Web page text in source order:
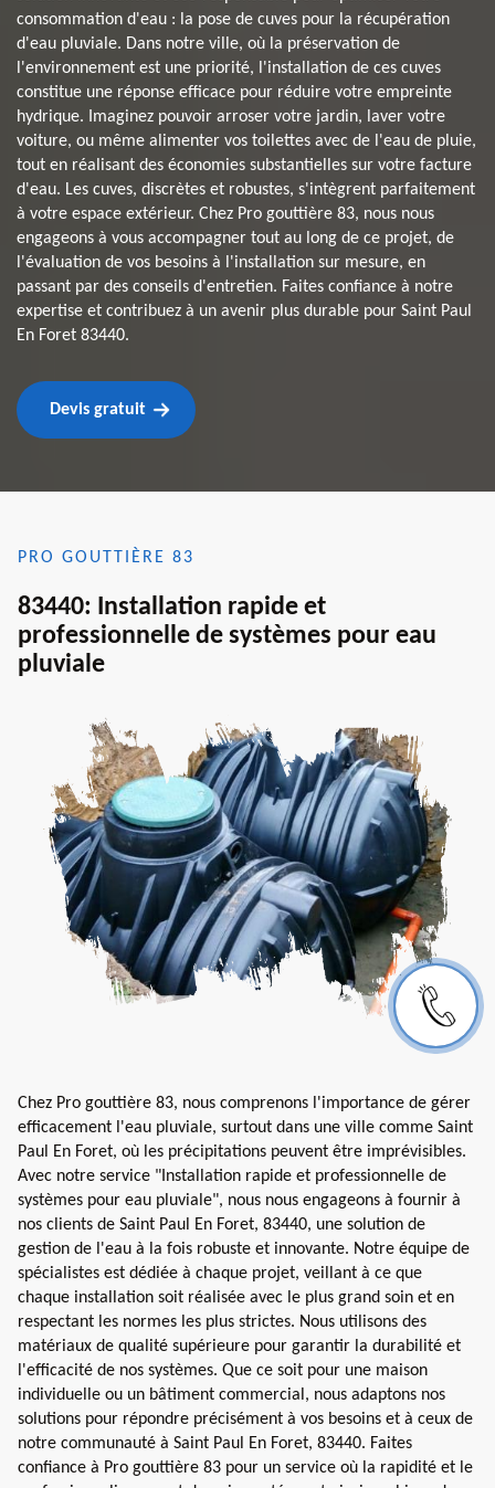
consommation d'eau : la pose de cuves pour la récupération
d'eau pluviale. Dans notre ville, où la préservation de
l'environnement est une priorité, l'installation de ces cuves
constitue une réponse efficace pour réduire votre empreinte
hydrique. Imaginez pouvoir arroser votre jardin, laver votre
voiture, ou même alimenter vos toilettes avec de l'eau de pluie,
tout en réalisant des économies substantielles sur votre facture
d'eau. Les cuves, discrètes et robustes, s'intègrent parfaitement
à votre espace extérieur. Chez Pro gouttière 83, nous nous
engageons à vous accompagner tout au long de ce projet, de
l'évaluation de vos besoins à l'installation sur mesure, en
passant par des conseils d'entretien. Faites confiance à notre
expertise et contribuez à un avenir plus durable pour Saint Paul
En Foret 83440.
Devis gratuit
PRO GOUTTIÈRE 83
83440: Installation rapide et
professionnelle de systèmes pour eau
pluviale
Chez Pro gouttière 83, nous comprenons l'importance de gérer
efficacement l'eau pluviale, surtout dans une ville comme Saint
Paul En Foret, où les précipitations peuvent être imprévisibles.
Avec notre service "Installation rapide et professionnelle de
systèmes pour eau pluviale", nous nous engageons à fournir à
nos clients de Saint Paul En Foret, 83440, une solution de
gestion de l'eau à la fois robuste et innovante. Notre équipe de
spécialistes est dédiée à chaque projet, veillant à ce que
chaque installation soit réalisée avec le plus grand soin et en
respectant les normes les plus strictes. Nous utilisons des
matériaux de qualité supérieure pour garantir la durabilité et
l'efficacité de nos systèmes. Que ce soit pour une maison
individuelle ou un bâtiment commercial, nous adaptons nos
solutions pour répondre précisément à vos besoins et à ceux de
notre communauté à Saint Paul En Foret, 83440. Faites
confiance à Pro gouttière 83 pour un service où la rapidité et le